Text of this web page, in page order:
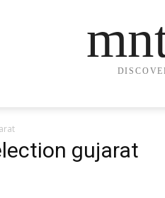
gujarat